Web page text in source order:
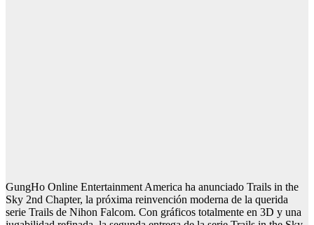
GungHo Online Entertainment America ha anunciado Trails in the
Sky 2nd Chapter, la próxima reinvención moderna de la querida
serie Trails de Nihon Falcom. Con gráficos totalmente en 3D y una